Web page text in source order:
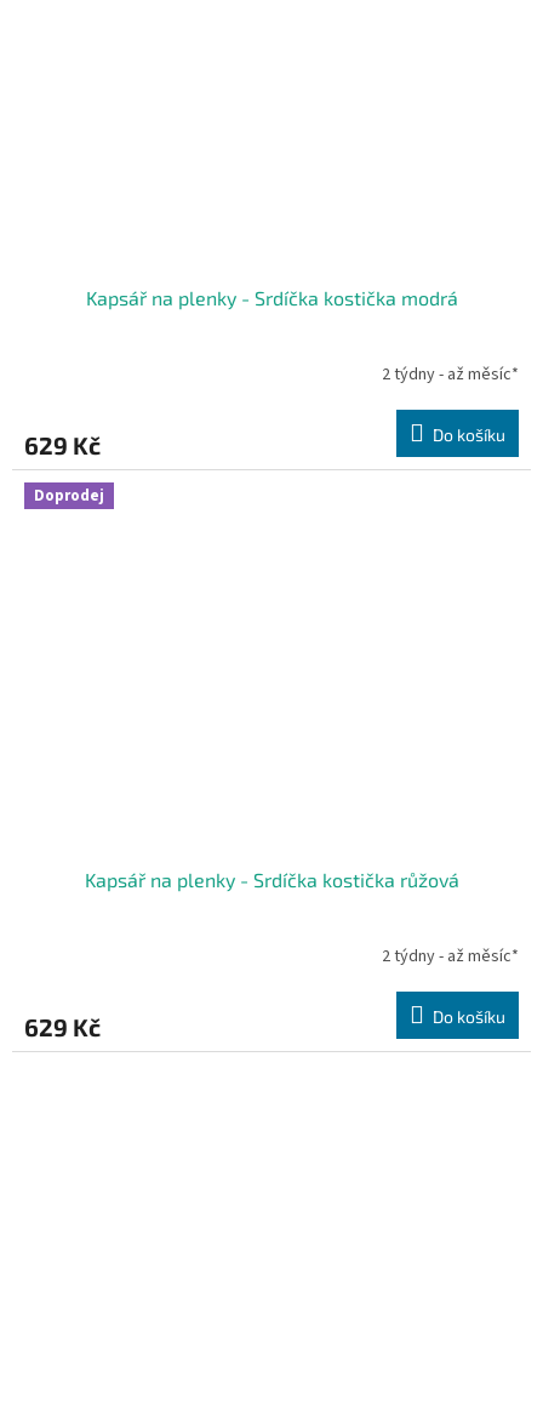
Kapsář na plenky - Srdíčka kostička modrá
2 týdny - až měsíc*
629 Kč Do košíku
Doprodej
Kapsář na plenky - Srdíčka kostička růžová
2 týdny - až měsíc*
629 Kč Do košíku